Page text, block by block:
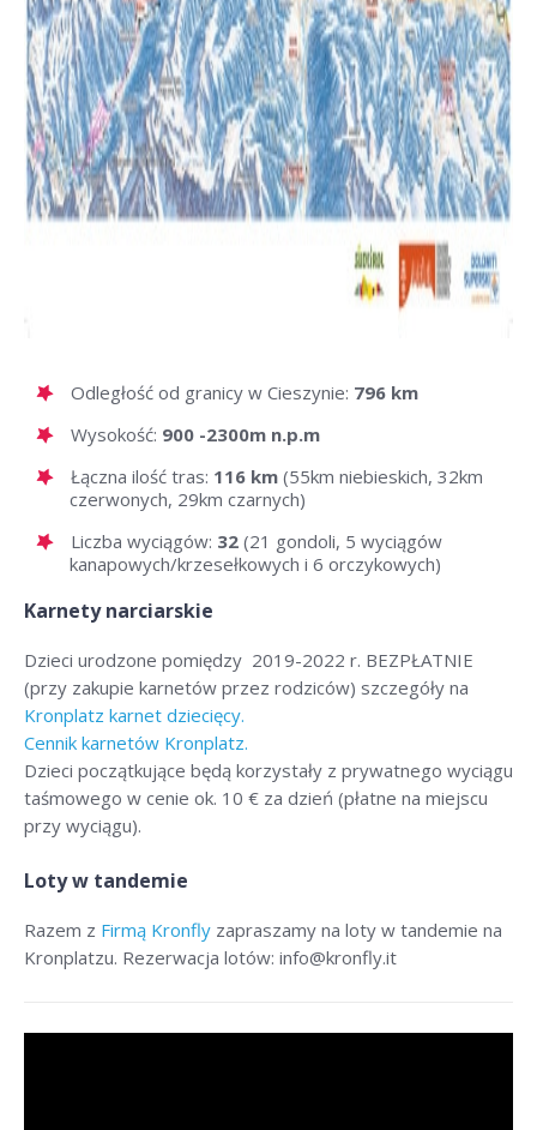
Odległość od granicy w Cieszynie: 796 km
Wysokość: 900 -2300m n.p.m
Łączna ilość tras: 116 km (55km niebieskich, 32km
czerwonych, 29km czarnych)
Liczba wyciągów: 32 (21 gondoli, 5 wyciągów
kanapowych/krzesełkowych i 6 orczykowych)
Karnety narciarskie
Dzieci urodzone pomiędzy 2019-2022 r. BEZPŁATNIE
(przy zakupie karnetów przez rodziców) szczegóły na
Kronplatz karnet dziecięcy.
Cennik karnetów Kronplatz.
Dzieci początkujące będą korzystały z prywatnego wyciągu
taśmowego w cenie ok. 10 € za dzień (płatne na miejscu
przy wyciągu).
Loty w tandemie
Razem z Firmą Kronfly zapraszamy na loty w tandemie na
Kronplatzu. Rezerwacja lotów: info@kronfly.it